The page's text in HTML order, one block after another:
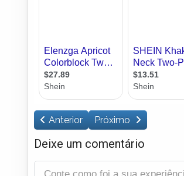
Anterior Próximo
Deixe um comentário